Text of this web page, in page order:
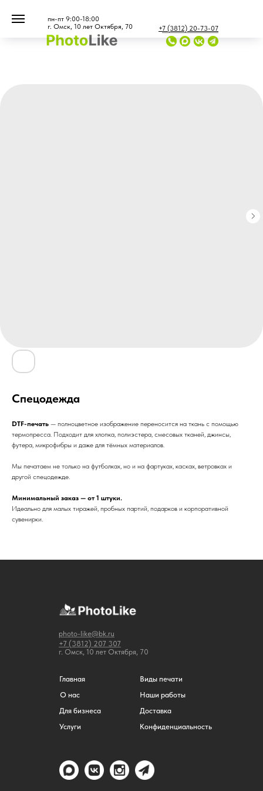
пн-пт 9:00-18:00
г. Омск, 10 лет Октября, 70
+7 (3812) 20-73-07
Спецодежда
DTF-печать — полноцветное изображение переносится на ткань с помощью
термопресса. Подходит для хлопка, полиэстера, смесовых тканей, джинсы,
футера, микрофибры и даже для тёмных материалов.
Мы печатаем не только на футболках, но и на фартуках, касках, ветровках и
другой спецодежде.
Минимальный заказ — от 1 штуки.
Идеально для малых тиражей, пробных партий, подарков и корпоративной
сувенирки.
Главная
О нас
Для бизнеса
Услуги
Виды печати
Наши работы
Доставка
Конфиденциальность
г. Омск, 10 лет Октября, 70
photo-like@bk.ru
+7 (3812) 207 307